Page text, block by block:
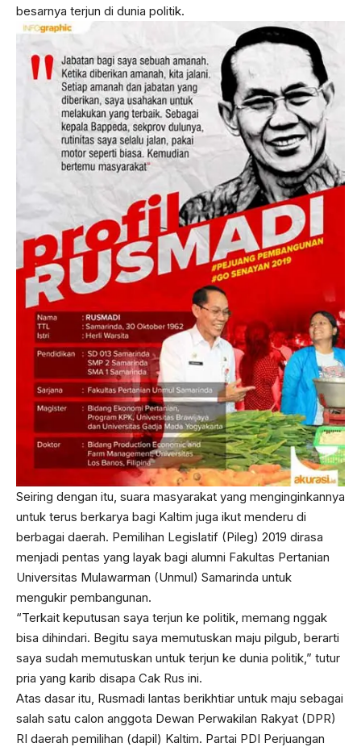
besarnya terjun di dunia politik.
Seiring dengan itu, suara masyarakat yang menginginkannya
untuk terus berkarya bagi Kaltim juga ikut menderu di
berbagai daerah. Pemilihan Legislatif (Pileg) 2019 dirasa
menjadi pentas yang layak bagi alumni Fakultas Pertanian
Universitas Mulawarman (Unmul) Samarinda untuk
mengukir pembangunan.
“Terkait keputusan saya terjun ke politik, memang nggak
bisa dihindari. Begitu saya memutuskan maju pilgub, berarti
saya sudah memutuskan untuk terjun ke dunia politik,” tutur
pria yang karib disapa Cak Rus ini.
Atas dasar itu, Rusmadi lantas berikhtiar untuk maju sebagai
salah satu calon anggota Dewan Perwakilan Rakyat (DPR)
RI daerah pemilihan (dapil) Kaltim. Partai PDI Perjuangan